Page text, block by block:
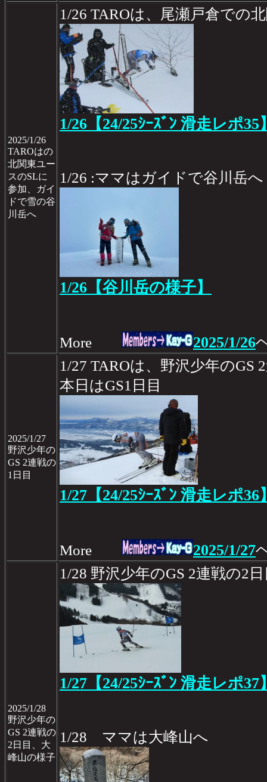
2025/1/26
TAROはの
北関東ユー
スのSLに
参加、ガイ
ドで雪の谷
川岳へ
1/26 TAROは、尾瀬戸倉での
1/26【24/25ｼｰｽﾞﾝ 滑走レポ35
1/26 :ママはガイドで谷川岳へ
1/26【谷川岳の様子】
More 2025/1/26
2025/1/27
野沢少年の
GS 2連戦の
1日目
1/27 TAROは、野沢少年のGS
本日はGS1日目
1/27【24/25ｼｰｽﾞﾝ 滑走レポ36
More 2025/1/27
2025/1/28
野沢少年の
GS 2連戦の
2日目、大
峰山の様子
1/28 野沢少年のGS 2連戦の2
1/27【24/25ｼｰｽﾞﾝ 滑走レポ37
1/28 ママは大峰山へ